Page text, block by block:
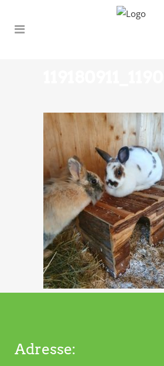
Adresse: